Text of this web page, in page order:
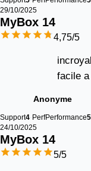
29/10/2025
MyBox 14
4,75/5
facile
Anonyme
Support4 PerfPerformance5
24/10/2025
MyBox 14
5/5